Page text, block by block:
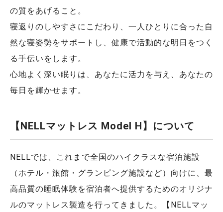
の質をあげること。
寝返りのしやすさにこだわり、一人ひとりに合った自
然な寝姿勢をサポートし、健康で活動的な明日をつく
る手伝いをします。
心地よく深い眠りは、あなたに活力を与え、あなたの
毎日を輝かせます。
【NELLマットレス Model H】について
NELLでは、これまで全国のハイクラスな宿泊施設
（ホテル・旅館・グランピング施設など）向けに、最
高品質の睡眠体験を宿泊者へ提供するためのオリジナ
ルのマットレス製造を行ってきました。【NELLマッ